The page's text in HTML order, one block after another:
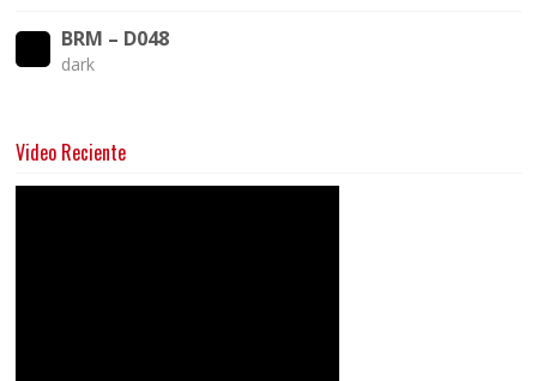
BRM – D048
dark
Video Reciente